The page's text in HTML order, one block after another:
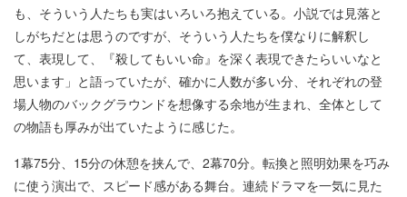
も、そういう人たちも実はいろいろ抱えている。小説では見落と
しがちだとは思うのですが、そういう人たちを僕なりに解釈し
て、表現して、『殺してもいい命』を深く表現できたらいいなと
思います」と語っていたが、確かに人数が多い分、それぞれの登
場人物のバックグラウンドを想像する余地が生まれ、全体として
の物語も厚みが出ていたように感じた。
1幕75分、15分の休憩を挟んで、2幕70分。転換と照明効果を巧み
に使う演出で、スピード感がある舞台。連続ドラマを一気に見た